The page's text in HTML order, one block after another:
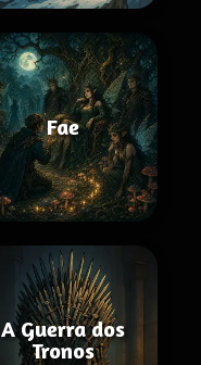
Fae
A Guerra dos
Tronos